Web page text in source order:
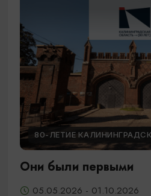
80-ЛЕТИЕ
Они были первыми
05.05.2026 - 01.10.2026